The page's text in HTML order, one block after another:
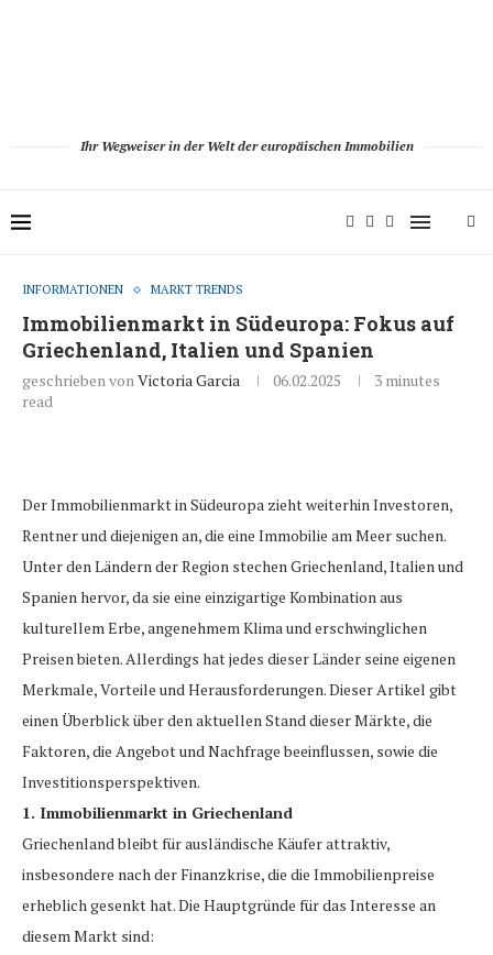
Ihr Wegweiser in der Welt der europäischen Immobilien
INFORMATIONEN MARKT TRENDS
Immobilienmarkt in Südeuropa: Fokus auf
Griechenland, Italien und Spanien
geschrieben vonVictoria Garcia 06.02.2025
3 minutes
read
Der Immobilienmarkt in Südeuropa zieht weiterhin Investoren,
Rentner und diejenigen an, die eine Immobilie am Meer suchen.
Unter den Ländern der Region stechen Griechenland, Italien und
Spanien hervor, da sie eine einzigartige Kombination aus
kulturellem Erbe, angenehmem Klima und erschwinglichen
Preisen bieten. Allerdings hat jedes dieser Länder seine eigenen
Merkmale, Vorteile und Herausforderungen. Dieser Artikel gibt
einen Überblick über den aktuellen Stand dieser Märkte, die
Faktoren, die Angebot und Nachfrage beeinflussen, sowie die
Investitionsperspektiven.
1. Immobilienmarkt in Griechenland
Griechenland bleibt für ausländische Käufer attraktiv,
insbesondere nach der Finanzkrise, die die Immobilienpreise
erheblich gesenkt hat. Die Hauptgründe für das Interesse an
diesem Markt sind: